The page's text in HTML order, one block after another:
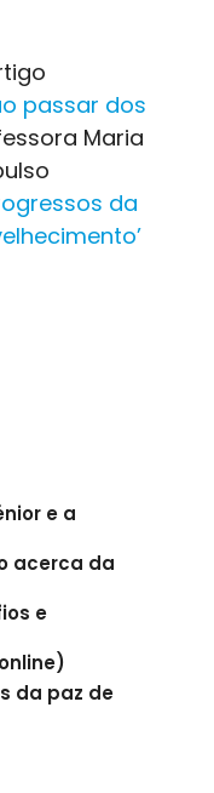
passar dos
Maria
da
e a
acerca da
e
da paz de